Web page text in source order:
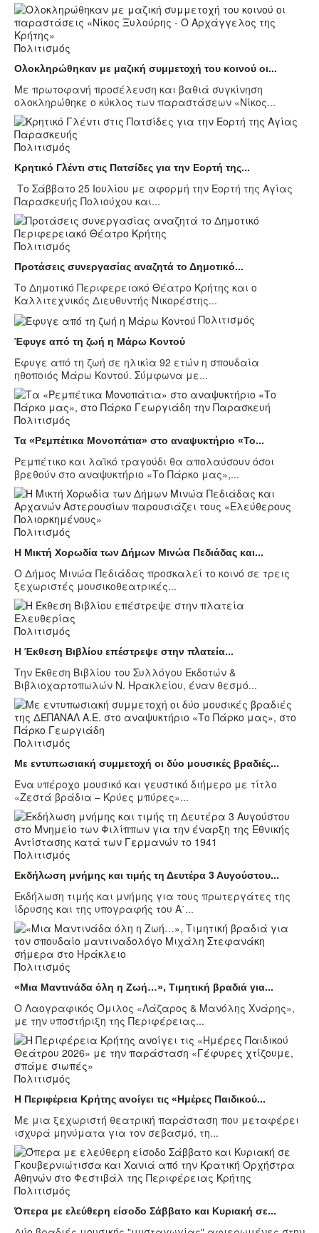
Πολιτισμός
Ολοκληρώθηκαν με μαζική συμμετοχή του κοινού οι...
Με πρωτοφανή προσέλευση και βαθιά συγκίνηση
ολοκληρώθηκε ο κύκλος των παραστάσεων «Νίκος...
Πολιτισμός
Κρητικό Γλέντι στις Πατσίδες για την Εορτή της...
Το Σάββατο 25 Ιουλίου με αφορμή την Εορτή της Αγίας
Παρασκευής Πολιούχου και...
Πολιτισμός
Προτάσεις συνεργασίας αναζητά το Δημοτικό...
Το Δημοτικό Περιφερειακό Θέατρο Κρήτης και ο
Καλλιτεχνικός Διευθυντής Νικορέστης...
Πολιτισμός
Έφυγε από τη ζωή η Μάρω Κοντού
Έφυγε από τη ζωή σε ηλικία 92 ετών η σπουδαία
ηθοποιός Μάρω Κοντού. Σύμφωνα με...
Πολιτισμός
Τα «Ρεμπέτικα Μονοπάτια» στο αναψυκτήριο «Το...
Ρεμπέτικο και λαϊκό τραγούδι θα απολαύσουν όσοι
βρεθούν στο αναψυκτήριο «Το Πάρκο μας»,...
Πολιτισμός
Η Μικτή Χορωδία των Δήμων Μινώα Πεδιάδας και...
Ο Δήμος Μινώα Πεδιάδας προσκαλεί το κοινό σε τρεις
ξεχωριστές μουσικοθεατρικές...
Πολιτισμός
Η Έκθεση Βιβλίου επέστρεψε στην πλατεία...
Την Έκθεση Βιβλίου του Συλλόγου Εκδοτών &
Βιβλιοχαρτοπωλών Ν. Ηρακλείου, έναν θεσμό...
Πολιτισμός
Με εντυπωσιακή συμμετοχή οι δύο μουσικές βραδιές...
Ένα υπέροχο μουσικό και γευστικό διήμερο με τίτλο
«Ζεστά βράδια – Κρύες μπύρες»...
Πολιτισμός
Εκδήλωση μνήμης και τιμής τη Δευτέρα 3 Αυγούστου...
Εκδήλωση τιμής και μνήμης για τους πρωτεργάτες της
ίδρυσης και της υπογραφής του Α΄...
Πολιτισμός
«Μια Μαντινάδα όλη η Ζωή…», Τιμητική βραδιά για...
Ο Λαογραφικός Όμιλος «Λάζαρος & Μανόλης Χνάρης»,
με την υποστήριξη της Περιφέρειας...
Πολιτισμός
Η Περιφέρεια Κρήτης ανοίγει τις «Ημέρες Παιδικού...
Με μια ξεχωριστή θεατρική παράσταση που μεταφέρει
ισχυρά μηνύματα για τον σεβασμό, τη...
Πολιτισμός
Όπερα με ελεύθερη είσοδο Σάββατο και Κυριακή σε...